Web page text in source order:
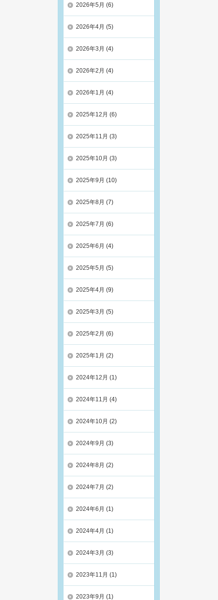
2026年5月 (6)
2026年4月 (5)
2026年3月 (4)
2026年2月 (4)
2026年1月 (4)
2025年12月 (6)
2025年11月 (3)
2025年10月 (3)
2025年9月 (10)
2025年8月 (7)
2025年7月 (6)
2025年6月 (4)
2025年5月 (5)
2025年4月 (9)
2025年3月 (5)
2025年2月 (6)
2025年1月 (2)
2024年12月 (1)
2024年11月 (4)
2024年10月 (2)
2024年9月 (3)
2024年8月 (2)
2024年7月 (2)
2024年6月 (1)
2024年4月 (1)
2024年3月 (3)
2023年11月 (1)
2023年9月 (1)